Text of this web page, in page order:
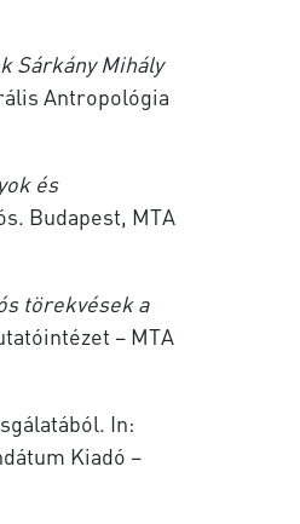
Sárkány Mihály
Antropológia
és
Budapest, MTA
törekvések a
– MTA
In:
Kiadó –